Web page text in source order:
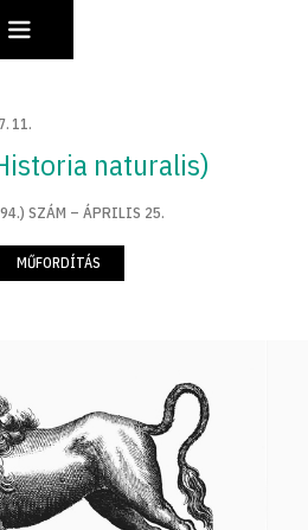
. 11.
naturalis)
SZÁM – ÁPRILIS 25.
MŰFORDÍTÁS